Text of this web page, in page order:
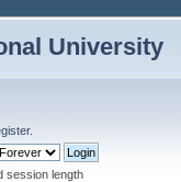
University
.
session length